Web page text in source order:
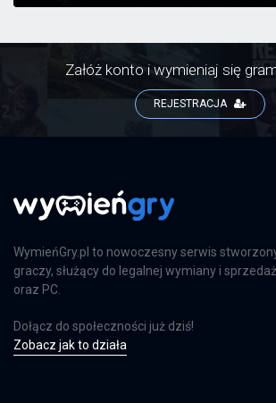
Załóż konto i wymieniaj się
REJESTRACJA
WymieńGry.pl to nowoczesny serwis
graczy, służący do legalnej wymiany i
oraz PC.
Dołącz do społeczności już dziś!
Zobacz jak to działa